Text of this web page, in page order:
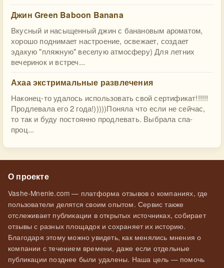
Джин Green Baboon Banana
Вкусный и насыщенный джин с банановым ароматом,
хорошо поднимает настроение, освежает, создает
эдакую "пляжную" веселую атмосферу) Для летних
вечеринок и встреч...
Ахаа экстримальные развлечения
Наконец-то удалось использовать свой сертификат!!!!!!
Продлевала его 2 года!)))))Поняла что если не сейчас,
то так и буду постоянно продлевать. Выбрала спа-
проц...
О проекте
Vashe-Mnenie.com — платформа отзывов о компаниях, где
пользователи делятся своим опытом. Сервис также
отслеживает публикации в открытых источниках, собирает
отзывы с разных площадок и сохраняет их историю.
Благодаря этому можно увидеть, как менялись мнения о
компании с течением времени, даже если отдельные
публикации позднее были удалены. Наша цель — помочь